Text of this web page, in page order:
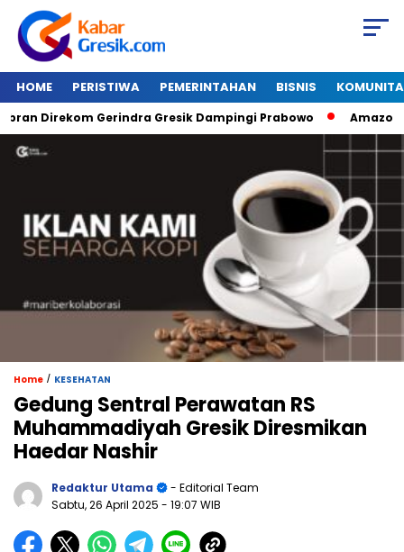
HOME PERISTIWA PEMERINTAHAN BISNIS
Direkom Gerindra Gresik Dampingi Prabowo Amazon
Home / KESEHATAN
Gedung Sentral Perawatan RS
Muhammadiyah Gresik Diresmikan
Haedar Nashir
Redaktur Utama
- Editorial Team
Sabtu, 26 April 2025 - 19:07 WIB